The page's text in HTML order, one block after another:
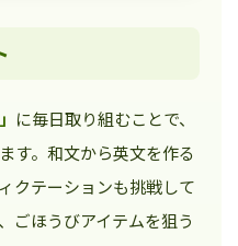
に毎日取り組むことで、
す。和文から英文を作る
クテーションも挑戦して
ごほうびアイテムを狙う